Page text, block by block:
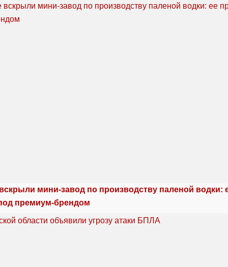
мини-завод по производству паленой водки:
премиум-брендом